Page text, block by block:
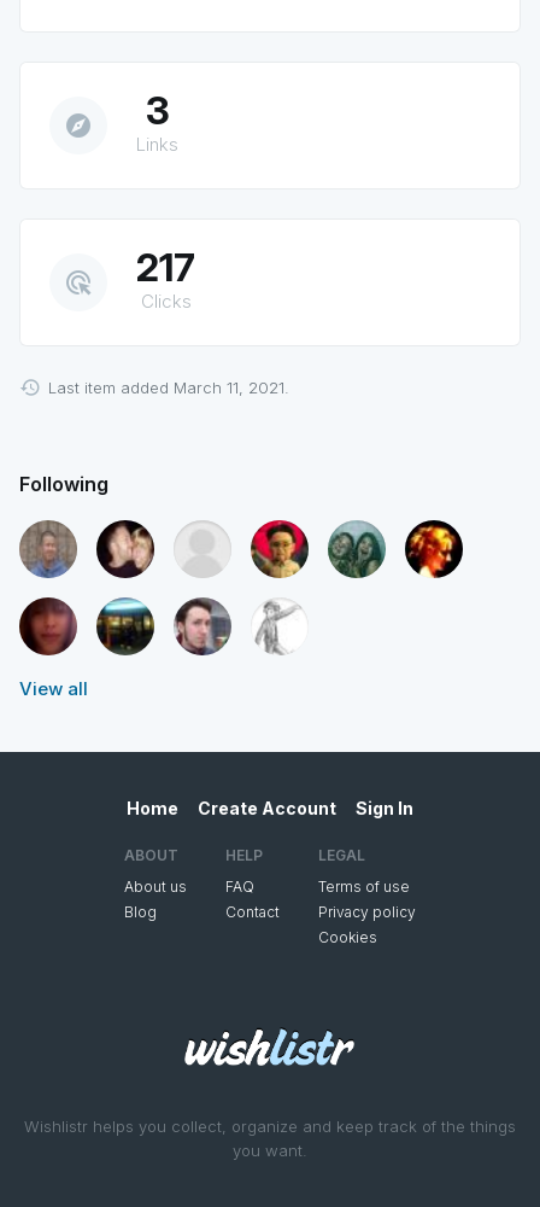
explore 3
Links
ads_click 217
Clicks
Last item added March 11, 2021.
Following
View all
Wishlistr helps you collect, organize and keep track of the things
you want.
Home Create Account Sign In
ABOUT
About us
Blog
HELP
FAQ
Contact
LEGAL
Terms of use
Privacy policy
Cookies